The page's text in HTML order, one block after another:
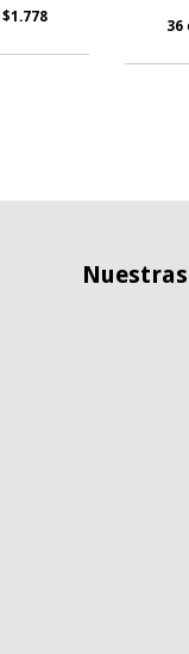
$1.778
36